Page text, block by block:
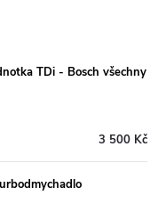
TDi - Bosch všechny
3 500 Kč